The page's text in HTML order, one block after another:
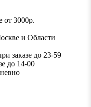
от 3000р.
и Области
заказе до 23-59
до 14-00